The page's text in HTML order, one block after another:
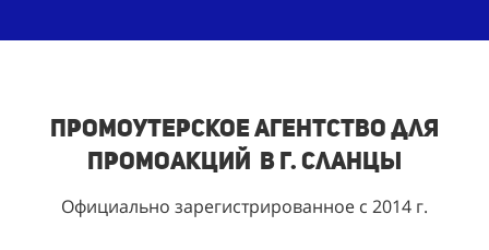
Промоутерское агентство для
промоакций в г. Сланцы
Официально зарегистрированное с 2014 г.